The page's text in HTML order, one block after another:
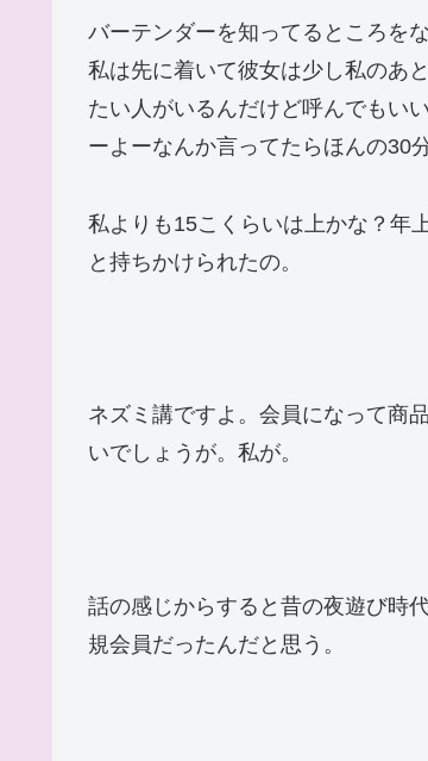
バーテンダーを知ってるところを
私は先に着いて彼女は少し私のあ
たい人がいるんだけど呼んでもい
ーよーなんか言ってたらほんの30
私よりも15こくらいは上かな？年
と持ちかけられたの。
ネズミ講ですよ。会員になって商
いでしょうが。私が。
話の感じからすると昔の夜遊び時
規会員だったんだと思う。